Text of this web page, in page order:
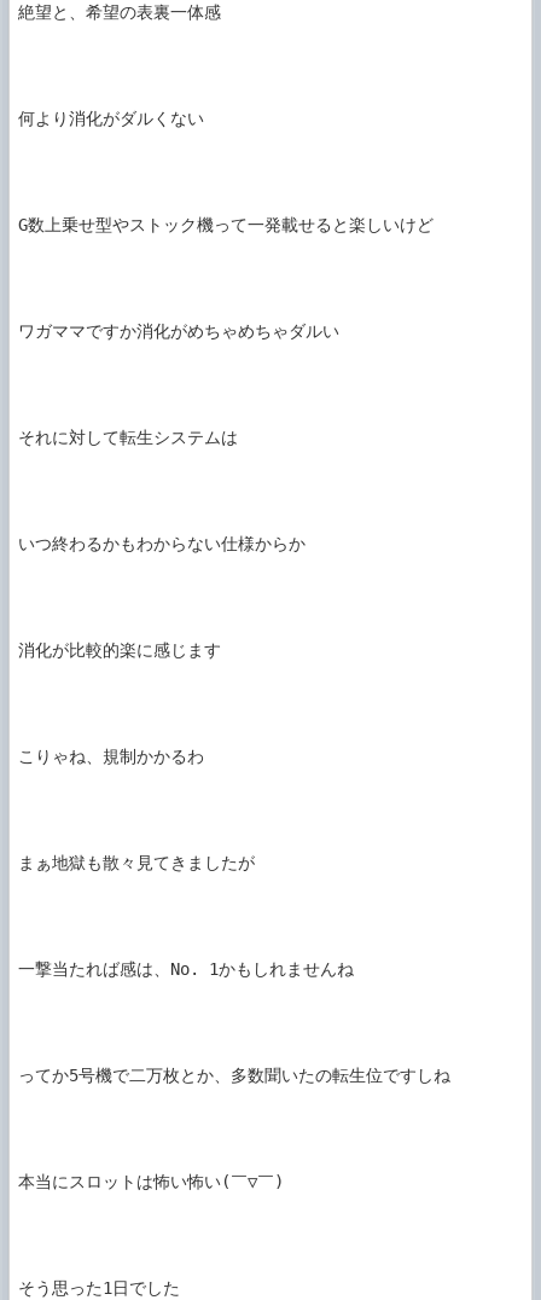
絶望と、希望の表裏一体感
何より消化がダルくない
G数上乗せ型やストック機って一発載せると楽しいけど
ワガママですか消化がめちゃめちゃダルい
それに対して転生システムは
いつ終わるかもわからない仕様からか
消化が比較的楽に感じます
こりゃね、規制かかるわ
まぁ地獄も散々見てきましたが
一撃当たれば感は、No. 1かもしれませんね
ってか5号機で二万枚とか、多数聞いたの転生位ですしね
本当にスロットは怖い怖い(￣▽￣)
そう思った1日でした